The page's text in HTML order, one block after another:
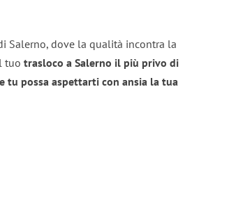
Salerno, dove la qualità incontra la
tuo trasloco a Salerno il più privo di
tu possa aspettarti con ansia la tua